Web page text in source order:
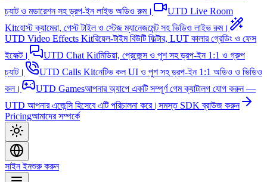
চ্যাট ও মডারেশন সহ ড্রপ-ইন লাইভ অডিও রুম।
UTD Live Room
Kitহোস্ট ক্যামেরা, গেস্ট টাইল ও স্টেজ ম্যানেজমেন্ট সহ ভিডিও লাইভ রুম।
UTD Video Effects Kitরিয়েল-টাইম বিউটি ফিল্টার, LUT কালার গ্রেডিং ও ফেস
ইফেক্ট।
UTD Chat Kitমিডিয়া, প্রেজেন্স ও পুশ সহ ড্রপ-ইন 1:1 ও গ্রুপ
চ্যাট।
UTD Calls Kitনেটিভ কল UI ও পুশ সহ ড্রপ-ইন 1:1 অডিও ও ভিডিও
কল।
UTD Gamesআপনার অ্যাপে একটি সম্পূর্ণ গেম ক্যাটালগ যোগ করুন —
UTD আপনার এজেন্সি হিসেবে এটি পরিচালনা করে। সমস্ত SDK ব্রাউজ করুন
Pricingআমাদের সম্পর্কে
সাইন ইনশুরু করুন